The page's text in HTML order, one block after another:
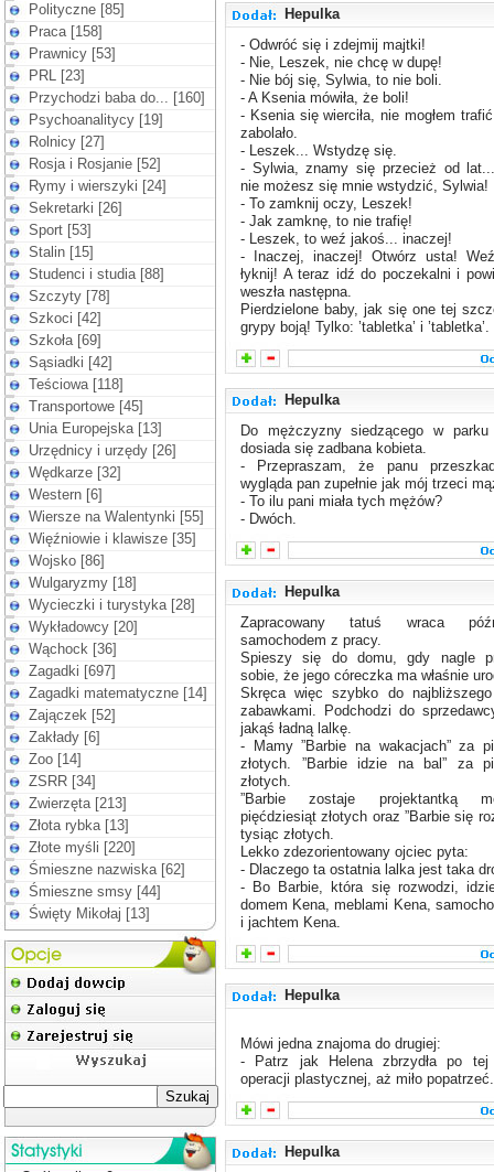
Polityczne [85]
Praca [158]
Prawnicy [53]
PRL [23]
Przychodzi baba do... [160]
Psychoanalitycy [19]
Rolnicy [27]
Rosja i Rosjanie [52]
Rymy i wierszyki [24]
Sekretarki [26]
Sport [53]
Stalin [15]
Studenci i studia [88]
Szczyty [78]
Szkoci [42]
Szkoła [69]
Sąsiadki [42]
Teściowa [118]
Transportowe [45]
Unia Europejska [13]
Urzędnicy i urzędy [26]
Wędkarze [32]
Western [6]
Wiersze na Walentynki [55]
Więźniowie i klawisze [35]
Wojsko [86]
Wulgaryzmy [18]
Wycieczki i turystyka [28]
Wykładowcy [20]
Wąchock [36]
Zagadki [697]
Zagadki matematyczne [14]
Zajączek [52]
Zakłady [6]
Zoo [14]
ZSRR [34]
Zwierzęta [213]
Złota rybka [13]
Złote myśli [220]
Śmieszne nazwiska [62]
Śmieszne smsy [44]
Święty Mikołaj [13]
Hepulka
- Odwróć się i zdejmij majtki!
- Nie, Leszek, nie chcę w dupę!
- Nie bój się, Sylwia, to nie boli.
- A Ksenia mówiła, że boli!
- Ksenia się wierciła, nie mogłem
zabolało.
- Leszek... Wstydzę się.
- Sylwia, znamy się przecież od
nie możesz się mnie wstydzić, Sylwia!
- To zamknij oczy, Leszek!
- Jak zamknę, to nie trafię!
- Leszek, to weź jakoś... inaczej!
- Inaczej, inaczej! Otwórz usta!
łyknij! A teraz idź do poczekalni i
weszła następna.
Pierdzielone baby, jak się one tej
grypy boją! Tylko: ’tabletka’ i ’tabletka’.
Hepulka
Do mężczyzny siedzącego w parku
dosiada się zadbana kobieta.
- Przepraszam, że panu
wygląda pan zupełnie jak mój trzeci
- To ilu pani miała tych mężów?
- Dwóch.
Hepulka
Zapracowany tatuś wraca
samochodem z pracy.
Spieszy się do domu, gdy nagle
sobie, że jego córeczka ma właśnie
Skręca więc szybko do
zabawkami. Podchodzi do
jakąś ładną lalkę.
- Mamy ”Barbie na wakacjach” za
złotych. ”Barbie idzie na bal” za
złotych.
”Barbie zostaje projektantką
pięćdziesiąt złotych oraz ”Barbie się
tysiąc złotych.
Lekko zdezorientowany ojciec pyta:
- Dlaczego ta ostatnia lalka jest taka
- Bo Barbie, która się rozwodzi,
domem Kena, meblami Kena,
i jachtem Kena.
Hepulka
Mówi jedna znajoma do drugiej:
- Patrz jak Helena zbrzydła po tej
operacji plastycznej, aż miło popatrzeć.
Hepulka